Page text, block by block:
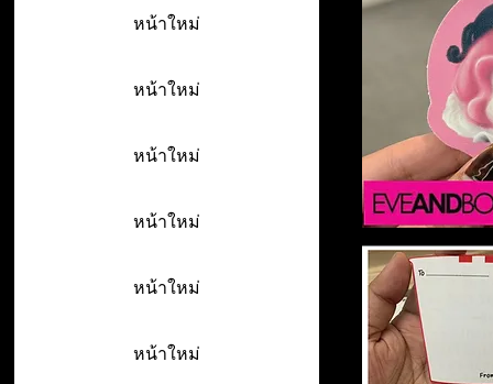
หน้าใหม่
หน้าใหม่
หน้าใหม่
หน้าใหม่
หน้าใหม่
หน้าใหม่